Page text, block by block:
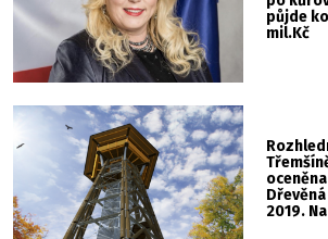
půjde
mil.Kč
2019.